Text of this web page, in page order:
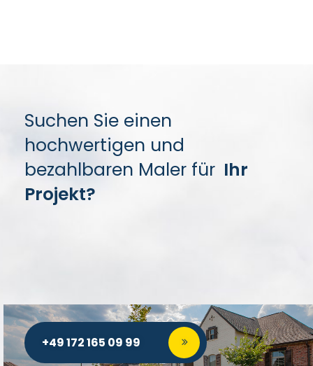
Suchen Sie einen
hochwertigen und
bezahlbaren Maler für Ihr
Projekt?
+49 172 165 09 99